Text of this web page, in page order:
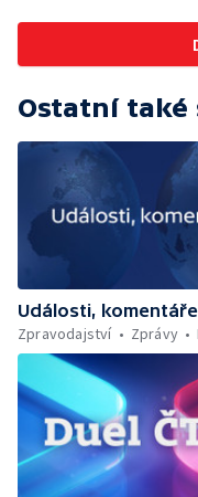
Ostatní také
Události, komentáře
Zpravodajství
Zprávy